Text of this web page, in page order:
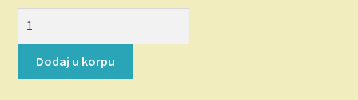
Uslovi korišćenja
990.00 RSD.
prljavim
stopalima
Dodaj u korpu